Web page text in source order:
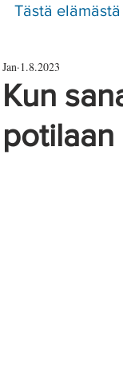
Tästä elämästä
ja rakkaus
Kun
potilaan
Jan 1.8.2023